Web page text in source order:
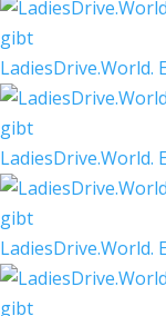
LadiesDrive.World.
LadiesDrive.World.
LadiesDrive.World.